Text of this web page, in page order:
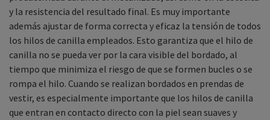
y la resistencia del resultado final. Es muy importante
además ajustar de forma correcta y eficaz la tensión de todos
los hilos de canilla empleados. Esto garantiza que el hilo de
canilla no se pueda ver por la cara visible del bordado, al
tiempo que minimiza el riesgo de que se formen bucles o se
rompa el hilo. Cuando se realizan bordados en prendas de
vestir, es especialmente importante que los hilos de canilla
que entran en contacto directo con la piel sean suaves y